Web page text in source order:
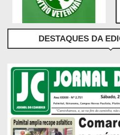
DESTAQUES DA